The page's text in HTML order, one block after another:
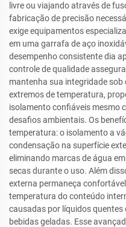
livre ou viajando através de
fabricação de precisão
exige equipamentos
em uma garrafa de aço
desempenho consistente dia
controle de qualidade
mantenha sua integridade sob
extremos de temperatura,
isolamento confiáveis mesmo
desafios ambientais. Os
temperatura: o isolamento a
condensação na superfície
eliminando marcas de água
secas durante o uso. Além
externa permaneça
temperatura do conteúdo
causadas por líquidos
bebidas geladas. Esse